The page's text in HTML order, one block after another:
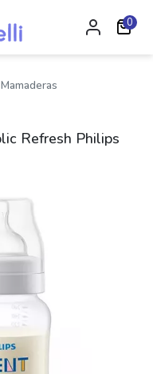
0
Mamaderas
Refresh Philips